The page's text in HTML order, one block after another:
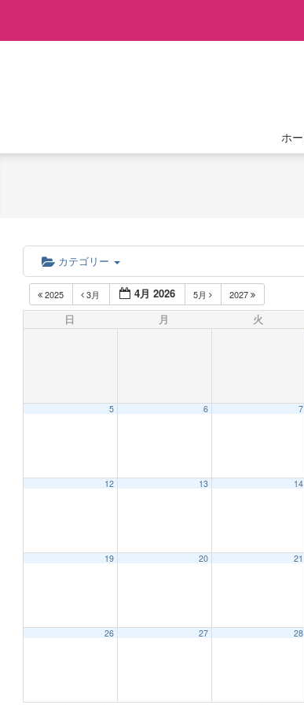
ホ
カテゴリー
2025 3月 4月 2026 5月 2027
日 月 火
5 6 7
12 13 14
19 20 21
26 27 28
4:00 AM